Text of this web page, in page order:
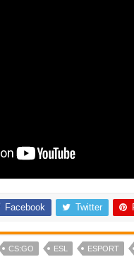
Facebook Twitter
CS:GO ESL ESPORT